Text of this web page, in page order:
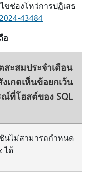
องโหว่การปฏิเสธ
43484
อ
ะสมประจําเดือน
เกตเห็นข้อยกเว้น
ที่โฮสต์ของ SQL
นไม่สามารถกําหนด
ได้